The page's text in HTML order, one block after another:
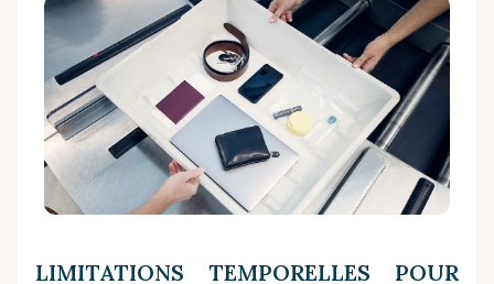
LIMITATIONS TEMPORELLES POUR